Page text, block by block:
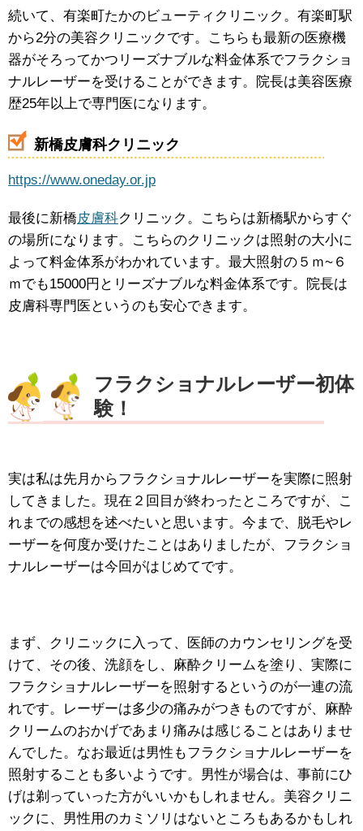
続いて、有楽町たかのビューティクリニック。有楽町駅
から2分の美容クリニックです。こちらも最新の医療機
器がそろってかつリーズナブルな料金体系でフラクショ
ナルレーザーを受けることができます。院長は美容医療
歴25年以上で専門医になります。
新橋皮膚科クリニック
https://www.oneday.or.jp
最後に新橋皮膚科クリニック。こちらは新橋駅からすぐ
の場所になります。こちらのクリニックは照射の大小に
よって料金体系がわかれています。最大照射の５ｍ~６
ｍでも15000円とリーズナブルな料金体系です。院長は
皮膚科専門医というのも安心できます。
フラクショナルレーザー初体
験！
実は私は先月からフラクショナルレーザーを実際に照射
してきました。現在２回目が終わったところですが、こ
れまでの感想を述べたいと思います。今まで、脱毛やレ
ーザーを何度か受けたことはありましたが、フラクショ
ナルレーザーは今回がはじめてです。
まず、クリニックに入って、医師のカウンセリングを受
けて、その後、洗顔をし、麻酔クリームを塗り、実際に
フラクショナルレーザーを照射するというのが一連の流
れです。レーザーは多少の痛みがつきものですが、麻酔
クリームのおかげであまり痛みは感じることはありませ
んでした。なお最近は男性もフラクショナルレーザーを
照射することも多いようです。男性が場合は、事前にひ
げは剃っていった方がいいかもしれません。美容クリニ
ックに、男性用のカミソリはないところもあるかもしれ